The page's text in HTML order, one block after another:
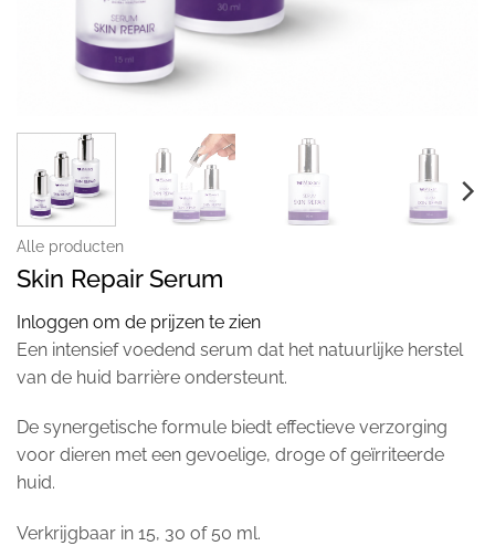
Alle producten
Skin Repair Serum
Inloggen om de prijzen te zien
Een intensief voedend serum dat het natuurlijke herstel
van de huid barrière ondersteunt.
De synergetische formule biedt effectieve verzorging
voor dieren met een gevoelige, droge of geïrriteerde
huid.
Verkrijgbaar in 15, 30 of 50 ml.